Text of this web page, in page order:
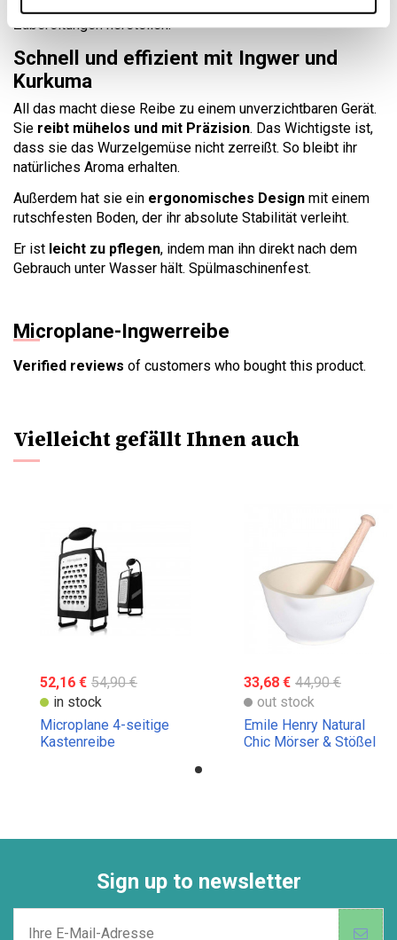
Zubereitungen herstellen.
Schnell und effizient mit Ingwer und
Kurkuma
All das macht diese Reibe zu einem unverzichtbaren Gerät.
Sie reibt mühelos und mit Präzision. Das Wichtigste ist,
dass sie das Wurzelgemüse nicht zerreißt. So bleibt ihr
natürliches Aroma erhalten.
Außerdem hat sie ein ergonomisches Design mit einem
rutschfesten Boden, der ihr absolute Stabilität verleiht.
Er ist leicht zu pflegen, indem man ihn direkt nach dem
Gebrauch unter Wasser hält. Spülmaschinenfest.
Microplane-Ingwerreibe
Verified reviews of customers who bought this product.
Vielleicht gefällt Ihnen auch
52,16 € 54,90 €
in stock
Microplane 4-seitige
Kastenreibe
33,68 € 44,90 €
out stock
Emile Henry Natural
Chic Mörser & Stößel
Sign up to newsletter